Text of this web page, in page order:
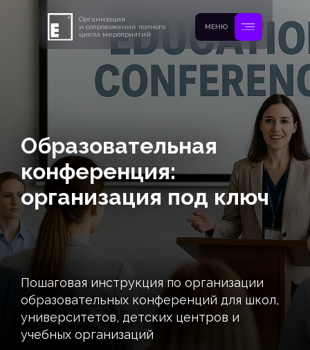
МЕНЮ
Организация
и сопровожение полного
цикла мероприятий
Образовательная
конференция:
организация под ключ
Пошаговая инструкция по организации
образовательных конференций для школ,
университетов, детских центров и
учебных организаций